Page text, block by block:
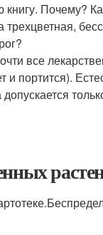
Почему?
все
портится).